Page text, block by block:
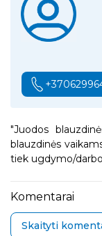
"Juodos
blauzdinės
tiek ugdymo/
Komentarai
Skaityti